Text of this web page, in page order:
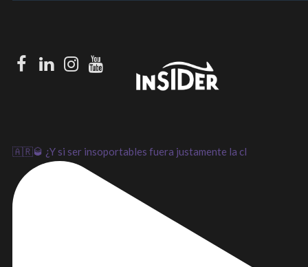
Facebook
LinkedIn
Instagram
Youtube
🇦🇷🥃 ¿Y si ser insoportables fuera justamente la cl